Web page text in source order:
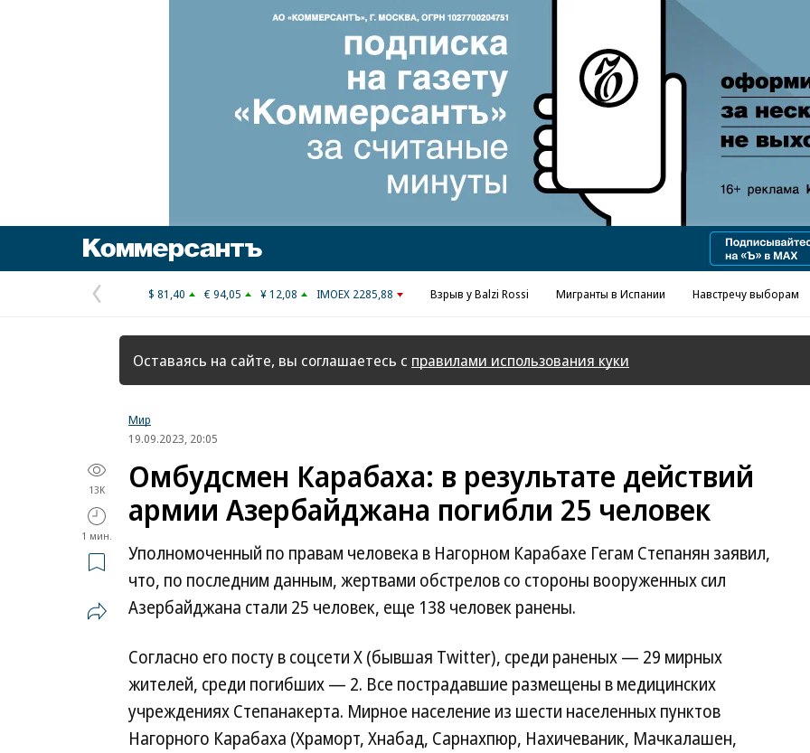
Реклама в «Ъ» www.kommersant.ru/ad
Предыдущая
страница
$ 81,40 € 94,05 ¥ 12,08 IMOEX 2285,88 Взрыв у Balzi Rossi Мигранты в Испании Навстречу выборам
Оставаясь на сайте, вы соглашаетесь с правилами использования куки
Мир
19.09.2023, 20:05
13K
1 мин.
Омбудсмен Карабаха: в результате действий
армии Азербайджана погибли 25 человек
Уполномоченный по правам человека в Нагорном Карабахе Гегам Степанян заявил,
что, по последним данным, жертвами обстрелов со стороны вооруженных сил
Азербайджана стали 25 человек, еще 138 человек ранены.
Согласно его посту в соцсети X (бывшая Twitter), среди раненых — 29 мирных
жителей, среди погибших — 2. Все пострадавшие размещены в медицинских
учреждениях Степанакерта. Мирное население из шести населенных пунктов
Нагорного Карабаха (Храморт, Хнабад, Сарнахпюр, Нахичеваник, Мачкалашен,